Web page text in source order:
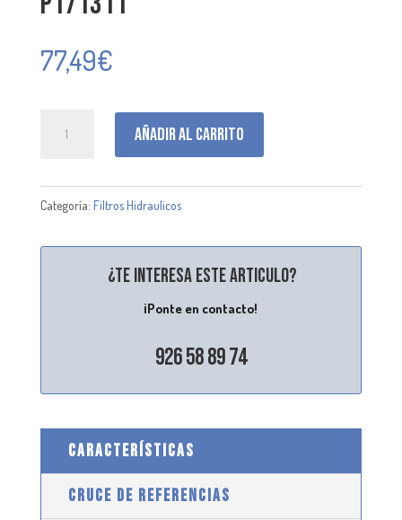
77,49€
Añadir al carrito
Categoría: Filtros Hidraulicos
¿Te interesa este articulo?
¡Ponte en contacto!
926 58 89 74
CARACTERÍSTICAS
CRUCE DE REFERENCIAS